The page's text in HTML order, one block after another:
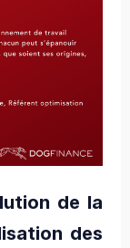
de la
des